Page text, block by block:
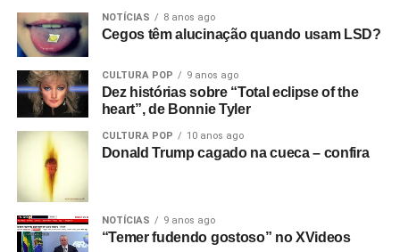
NOTÍCIAS 8 anos ago
Cegos têm alucinação quando usam LSD?
CULTURA POP 9 anos ago
Dez histórias sobre “Total eclipse of the
heart”, de Bonnie Tyler
CULTURA POP 10 anos ago
Donald Trump cagado na cueca – confira
NOTÍCIAS 9 anos ago
“Temer fudendo gostoso” no XVideos